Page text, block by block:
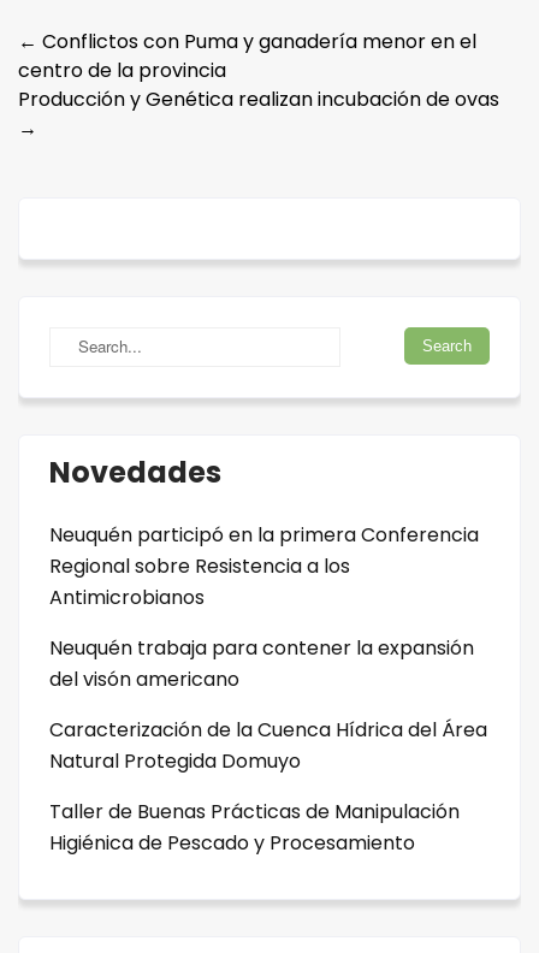
Post
navigation
← Conflictos con Puma y ganadería menor en el
centro de la provincia
Producción y Genética realizan incubación de ovas
→
Novedades
Neuquén participó en la primera Conferencia
Regional sobre Resistencia a los
Antimicrobianos
Neuquén trabaja para contener la expansión
del visón americano
Caracterización de la Cuenca Hídrica del Área
Natural Protegida Domuyo
Taller de Buenas Prácticas de Manipulación
Higiénica de Pescado y Procesamiento